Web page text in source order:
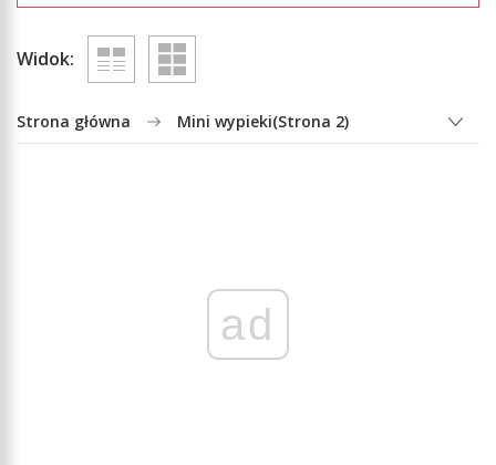
Widok:
Strona główna Mini wypieki(Strona 2)
ad